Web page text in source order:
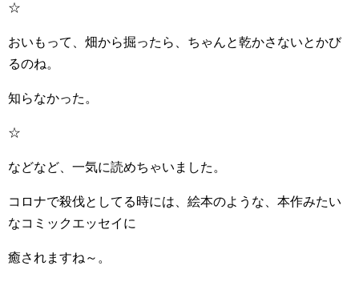
☆
おいもって、畑から掘ったら、ちゃんと乾かさないとかび
るのね。
知らなかった。
☆
などなど、一気に読めちゃいました。
コロナで殺伐としてる時には、絵本のような、本作みたい
なコミックエッセイに
癒されますね～。